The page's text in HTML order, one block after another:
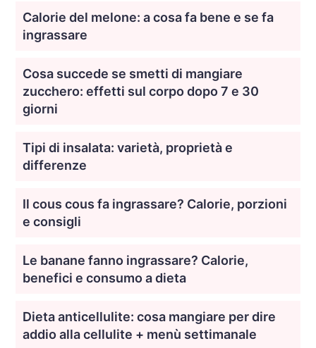
Calorie del melone: a cosa fa bene e se fa
ingrassare
Cosa succede se smetti di mangiare
zucchero: effetti sul corpo dopo 7 e 30
giorni
Tipi di insalata: varietà, proprietà e
differenze
Il cous cous fa ingrassare? Calorie, porzioni
e consigli
Le banane fanno ingrassare? Calorie,
benefici e consumo a dieta
Dieta anticellulite: cosa mangiare per dire
addio alla cellulite + menù settimanale